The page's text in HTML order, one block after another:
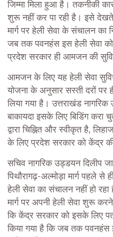
जिम्मा मिला हुआ है। तकनीकी
शुरू नहीं कर पा रही है। इसे
मार्ग पर हेली सेवा के संचालन का
जब तक पवनहंस इस हेली सेवा
प्रदेश सरकार ही आमजन की
आमजन के लिए यह हेली सेवा
योजना के अनुसार सस्ती दरों पर
लिया गया है। उत्तराखंड
बाकायदा इसके लिए बिडिंग करा
द्वारा चिह्नित और स्वीकृत है,
के लिए प्रदेश सरकार को केंद्र
सचिव नागरिक उड्डयन दिलीप
पिथौरागढ़-अल्मोड़ा मार्ग पहले से
हेली सेवा का संचालन नहीं हो
मार्ग पर अपनी हेली सेवा शुरू
कि केंद्र सरकार को इसके लिए
किया गया है कि जब तक